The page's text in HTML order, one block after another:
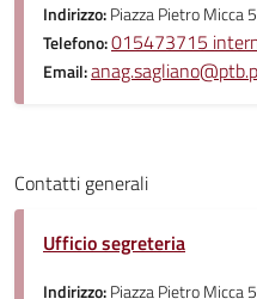
Indirizzo:Piazza Pietro Micca 5
Telefono:015473715
Email:
Contatti generali
Ufficio segreteria
Indirizzo:Piazza Pietro Micca 5